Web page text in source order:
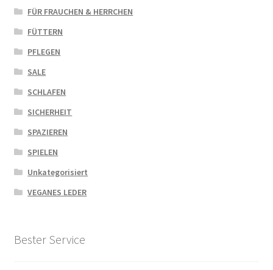
FÜR FRAUCHEN & HERRCHEN
FÜTTERN
PFLEGEN
SALE
SCHLAFEN
SICHERHEIT
SPAZIEREN
SPIELEN
Unkategorisiert
VEGANES LEDER
Bester Service